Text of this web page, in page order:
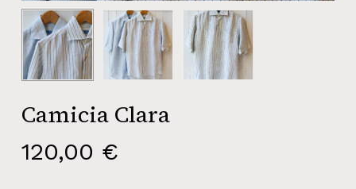
Camicia Clara
120,00 €